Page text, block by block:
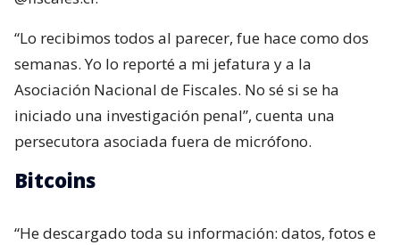
“Lo recibimos todos al parecer, fue hace como dos
semanas. Yo lo reporté a mi jefatura y a la
Asociación Nacional de Fiscales. No sé si se ha
iniciado una investigación penal”, cuenta una
persecutora asociada fuera de micrófono.
Bitcoins
“He descargado toda su información: datos, fotos e